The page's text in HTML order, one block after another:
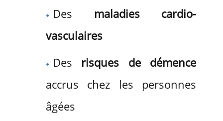
Des maladies cardio-
vasculaires
Des risques de démence
accrus chez les personnes
âgées